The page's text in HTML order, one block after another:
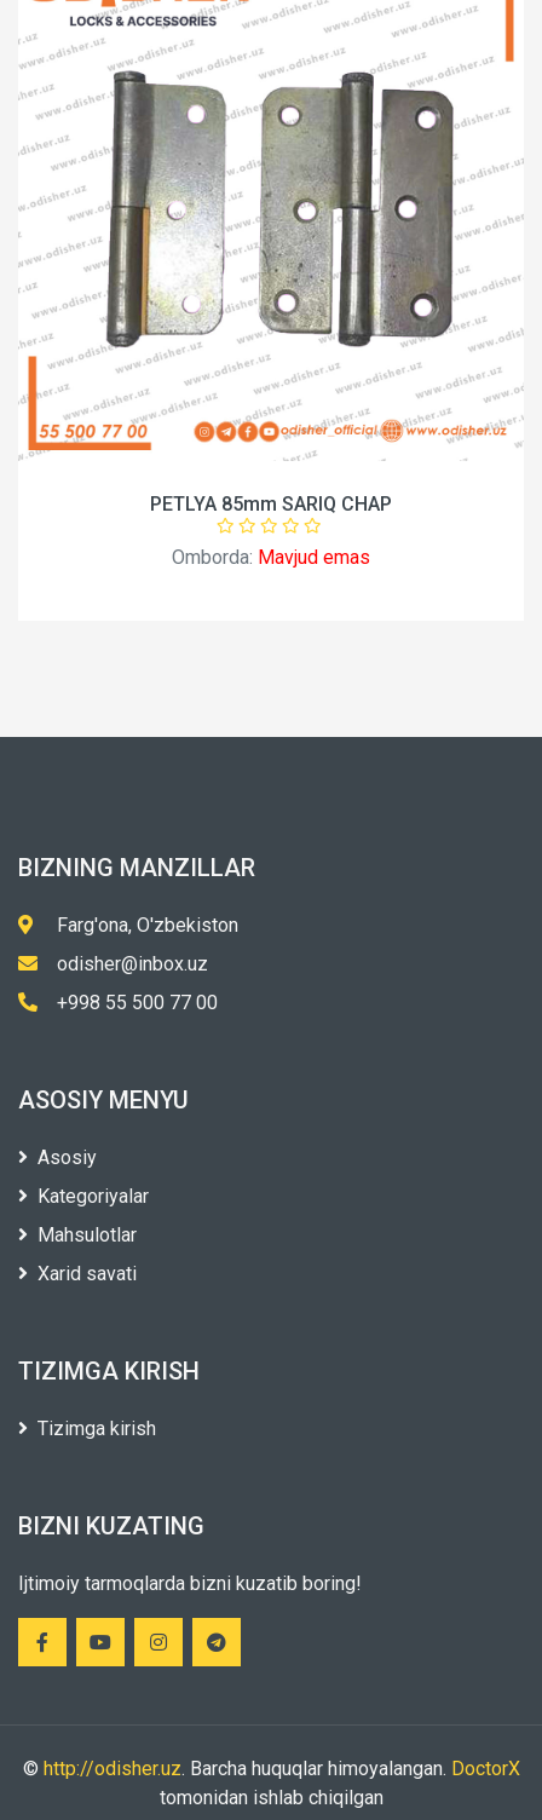
PETLYA 85mm SARIQ CHAP
Omborda: Mavjud emas
BIZNING MANZILLAR
Farg'ona, O'zbekiston
odisher@inbox.uz
+998 55 500 77 00
ASOSIY MENYU
Asosiy
Kategoriyalar
Mahsulotlar
Xarid savati
TIZIMGA KIRISH
Tizimga kirish
BIZNI KUZATING
Ijtimoiy tarmoqlarda bizni kuzatib boring!
© http://odisher.uz. Barcha huquqlar himoyalangan. DoctorX
tomonidan ishlab chiqilgan